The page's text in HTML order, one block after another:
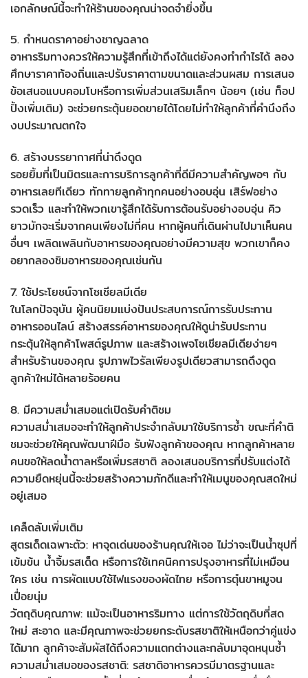
เอกลักษณ์นี้จะทำให้ร้านของคุณน่าจดจำยิ่งขึ้น
5. กำหนดราคาอย่างชาญฉลาด
อาหารริมทางควรให้ความรู้สึกที่เข้าถึงได้แต่ยังคงทำกำไรได้ ลอง
ศึกษาราคาท้องถิ่นและปรับราคาตามขนาดและส่วนผสม การเสนอ
ข้อเสนอแบบคอมโบหรือการเพิ่มส่วนเสริมเล็กๆ น้อยๆ (เช่น ท็อป
ปิ้งเพิ่มเติม) จะช่วยกระตุ้นยอดขายได้โดยไม่ทำให้ลูกค้าที่คำนึงถึง
งบประมาณตกใจ
6. สร้างบรรยากาศที่น่าดึงดูด
รอยยิ้มที่เป็นมิตรและการบริการลูกค้าที่ดีมีความสำคัญพอๆ กับ
อาหารเลยทีเดียว ทักทายลูกค้าทุกคนอย่างอบอุ่น เสิร์ฟอย่าง
รวดเร็ว และทำให้พวกเขารู้สึกได้รับการต้อนรับอย่างอบอุ่น คิว
ยาวมักจะเริ่มจากคนเพียงไม่กี่คน หากผู้คนที่เดินผ่านไปมาเห็นคน
อื่นๆ เพลิดเพลินกับอาหารของคุณอย่างมีความสุข พวกเขาก็คง
อยากลองชิมอาหารของคุณเช่นกัน
7. ใช้ประโยชน์จากโซเชียลมีเดีย
ในโลกปัจจุบัน ผู้คนนิยมแบ่งปันประสบการณ์การรับประทาน
อาหารออนไลน์ สร้างสรรค์อาหารของคุณให้ดูน่ารับประทาน
กระตุ้นให้ลูกค้าโพสต์รูปภาพ และสร้างเพจโซเชียลมีเดียง่ายๆ
สำหรับร้านของคุณ รูปภาพไวรัลเพียงรูปเดียวสามารถดึงดูด
ลูกค้าใหม่ได้หลายร้อยคน
8. มีความสม่ำเสมอแต่เปิดรับคำติชม
ความสม่ำเสมอจะทำให้ลูกค้าประจำกลับมาใช้บริการซ้ำ ขณะที่คำติ
ชมจะช่วยให้คุณพัฒนาฝีมือ รับฟังลูกค้าของคุณ หากลูกค้าหลาย
คนขอให้ลดน้ำตาลหรือเพิ่มรสชาติ ลองเสนอบริการที่ปรับแต่งได้
ความยืดหยุ่นนี้จะช่วยสร้างความภักดีและทำให้เมนูของคุณสดใหม่
อยู่เสมอ
เคล็ดลับเพิ่มเติม
สูตรเด็ดเฉพาะตัว: หาจุดเด่นของร้านคุณให้เจอ ไม่ว่าจะเป็นน้ำซุปที่
เข้มข้น น้ำจิ้มรสเด็ด หรือการใช้เทคนิคการปรุงอาหารที่ไม่เหมือน
ใคร เช่น การผัดแบบใช้ไฟแรงของผัดไทย หรือการตุ๋นขาหมูจน
เปื่อยนุ่ม
วัตถุดิบคุณภาพ: แม้จะเป็นอาหารริมทาง แต่การใช้วัตถุดิบที่สด
ใหม่ สะอาด และมีคุณภาพจะช่วยยกระดับรสชาติให้เหนือกว่าคู่แข่ง
ได้มาก ลูกค้าจะสัมผัสได้ถึงความแตกต่างและกลับมาอุดหนุนซ้ำ
ความสม่ำเสมอของรสชาติ: รสชาติอาหารควรมีมาตรฐานและ